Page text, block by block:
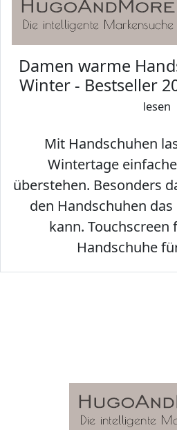
Damen warme
Winter - Bestseller
lesen
Mit Handschuhen
Wintertage
überstehen. Besonders
den Handschuhen
kann. Touchscreen
Handschuhe